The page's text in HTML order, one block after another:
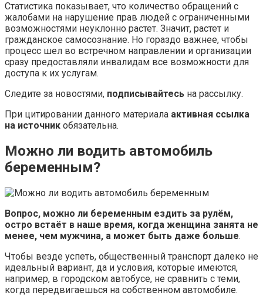
Статистика показывает, что количество обращений с
жалобами на нарушение прав людей с ограниченными
возможностями неуклонно растет. Значит, растет и
гражданское самосознание. Но гораздо важнее, чтобы
процесс шел во встречном направлении и организации
сразу предоставляли инвалидам все возможности для
доступа к их услугам.
Следите за новостями, подписывайтесь на рассылку.
При цитировании данного материала активная ссылка
на источник обязательна.
Можно ли водить автомобиль
беременным?
Вопрос, можно ли беременным ездить за рулём,
остро встаёт в наше время, когда женщина занята не
менее, чем мужчина, а может быть даже больше.
Чтобы везде успеть, общественный транспорт далеко не
идеальный вариант, да и условия, которые имеются,
например, в городском автобусе, не сравнить с теми,
когда передвигаешься на собственном автомобиле.